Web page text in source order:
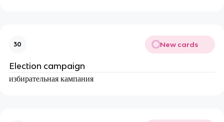
30 New cards
Election campaign
избирательная кампания